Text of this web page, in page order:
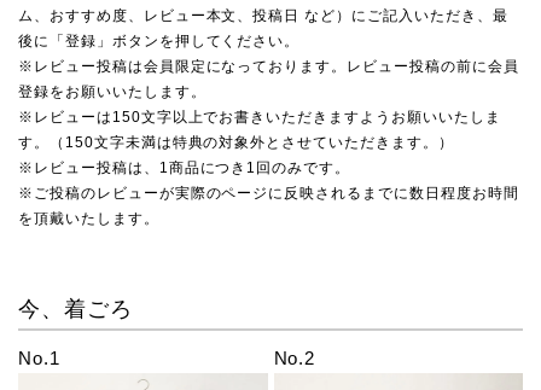
ム、おすすめ度、レビュー本文、投稿日 など）にご記入いただき、最
後に「登録」ボタンを押してください。
※レビュー投稿は会員限定になっております。レビュー投稿の前に会員
登録をお願いいたします。
※レビューは150文字以上でお書きいただきますようお願いいたしま
す。（150文字未満は特典の対象外とさせていただきます。）
※レビュー投稿は、1商品につき1回のみです。
※ご投稿のレビューが実際のページに反映されるまでに数日程度お時間
を頂戴いたします。
今、着ごろ
No.1 No.2